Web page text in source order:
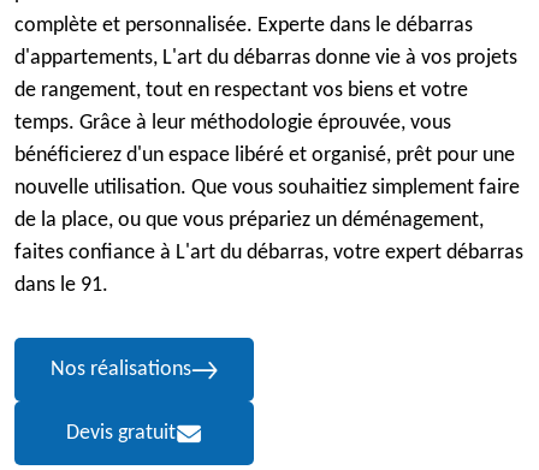
complète et personnalisée. Experte dans le débarras
d'appartements, L'art du débarras donne vie à vos projets
de rangement, tout en respectant vos biens et votre
temps. Grâce à leur méthodologie éprouvée, vous
bénéficierez d'un espace libéré et organisé, prêt pour une
nouvelle utilisation. Que vous souhaitiez simplement faire
de la place, ou que vous prépariez un déménagement,
faites confiance à L'art du débarras, votre expert débarras
dans le 91.
Nos réalisations
Devis gratuit